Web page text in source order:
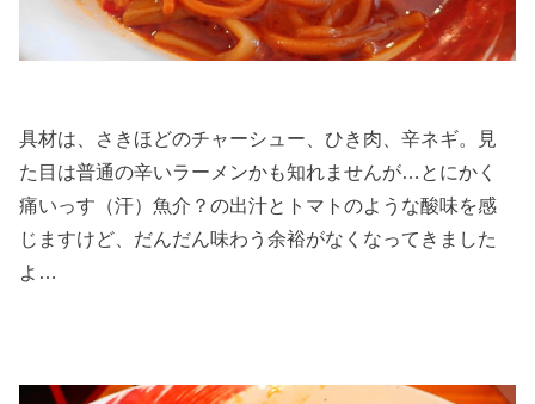
具材は、さきほどのチャーシュー、ひき肉、辛ネギ。見
た目は普通の辛いラーメンかも知れませんが…とにかく
痛いっす（汗）魚介？の出汁とトマトのような酸味を感
じますけど、だんだん味わう余裕がなくなってきました
よ…